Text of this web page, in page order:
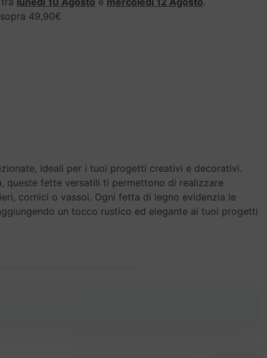
49,90€
ideali per i tuoi progetti creativi e decorativi.
queste fette versatili ti permettono di realizzare
cornici o vassoi. Ogni fetta di legno evidenzia le
un tocco rustico ed elegante ai tuoi progetti